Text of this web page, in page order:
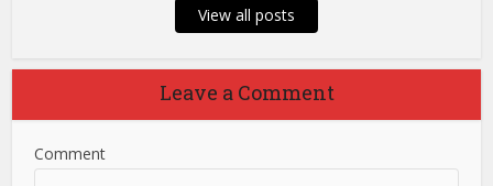
View all posts
Leave a Comment
Comment